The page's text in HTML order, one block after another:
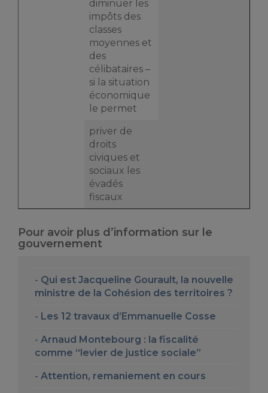
diminuer les
impôts des
classes
moyennes et
des
célibataires –
si la situation
économique
le permet
priver de
droits
civiques et
sociaux les
évadés
fiscaux
Pour avoir plus d’information sur le
gouvernement
Qui est Jacqueline Gourault, la nouvelle
ministre de la Cohésion des territoires ?
Les 12 travaux d’Emmanuelle Cosse
Arnaud Montebourg : la fiscalité
comme “levier de justice sociale”
Attention, remaniement en cours